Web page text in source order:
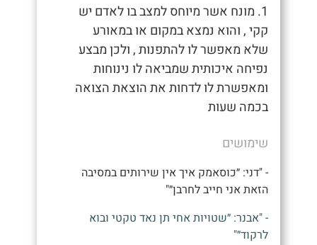
1. מונח אשר מיוחס למצב בו לאדם יש
קקי , והוא נמצא במקום או במאורע
שלא מאפשר לו להתפנות , ולכן מבצע
נפיחה איכותית שמביאה לו נינוחות
ומאפשרת לו לדחות את הוצאת הצואה
בכמה שעות
שימושים
- "דני: ״כוסאמק איך אין שירותים במסיבה
הזאת אני חייב לחרבן״"
- "אבנר: ״שטויות אחי תן נאד טקטי ובוא
לרקוד״"